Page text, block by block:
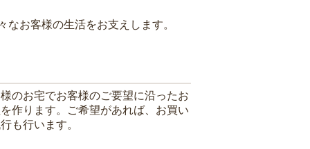
お客様の生活をお支えします。
のお宅でお客様のご要望に沿ったお
作ります。ご希望があれば、お買い
も行います。